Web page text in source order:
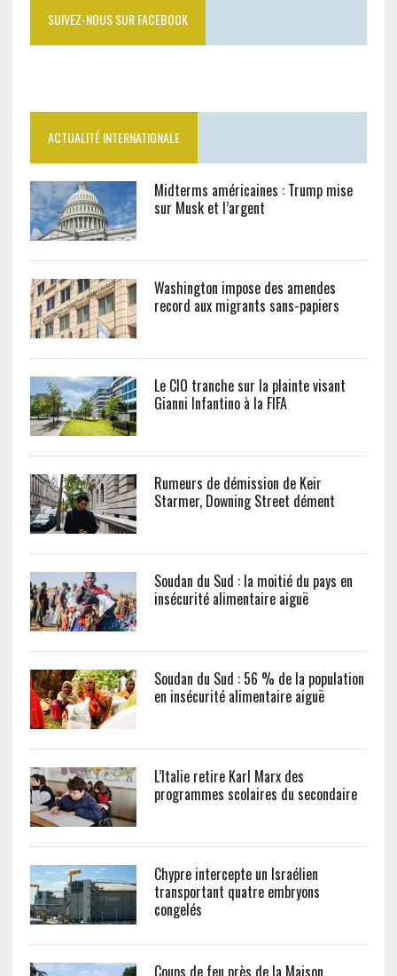
SUIVEZ-NOUS SUR FACEBOOK
ACTUALITÉ INTERNATIONALE
Midterms américaines : Trump mise
sur Musk et l’argent
Washington impose des amendes
record aux migrants sans-papiers
Le CIO tranche sur la plainte visant
Gianni Infantino à la FIFA
Rumeurs de démission de Keir
Starmer, Downing Street dément
Soudan du Sud : la moitié du pays en
insécurité alimentaire aiguë
Soudan du Sud : 56 % de la population
en insécurité alimentaire aiguë
L’Italie retire Karl Marx des
programmes scolaires du secondaire
Chypre intercepte un Israélien
transportant quatre embryons
congelés
Coups de feu près de la Maison